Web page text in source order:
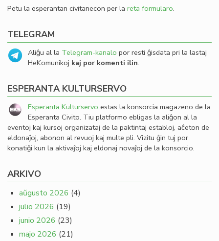
Petu la esperantan civitanecon per la reta formularo.
TELEGRAM
Aliĝu al la Telegram-kanalo por resti ĝisdata pri la lastaj
HeKomunikoj kaj por komenti ilin.
ESPERANTA KULTURSERVO
Esperanta Kulturservo estas la konsorcia magazeno de la
Esperanta Civito. Tiu platformo ebligas la aliĝon al la
eventoj kaj kursoj organizataj de la paktintaj establoj, aĉeton de
eldonaĵoj, abonon al revuoj kaj multe pli. Vizitu ĝin tuj por
konatiĝi kun la aktivaĵoj kaj eldonaj novaĵoj de la konsorcio.
ARKIVO
aŭgusto 2026 (4)
julio 2026 (19)
junio 2026 (23)
majo 2026 (21)